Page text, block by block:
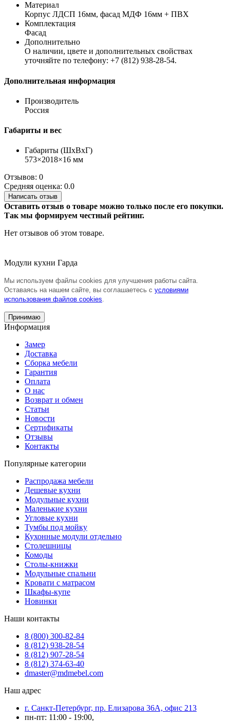
Материал
Корпус ЛДСП 16мм, фасад МДФ 16мм + ПВХ
Комплектация
Фасад
Дополнительно
О наличии, цвете и дополнительных свойствах
уточняйте по телефону: +7 (812) 938-28-54.
Дополнительная информация
Производитель
Россия
Габариты и вес
Габариты (ШхВхГ)
573×2018×16 мм
Отзывов: 0
Средняя оценка: 0.0
Написать отзыв
Оставить отзыв о товаре можно только после его покупки.
Так мы формируем честный рейтинг.
Нет отзывов об этом товаре.
Модули кухни Гарда
Мы используем файлы cookies для улучшения работы сайта.
Оставаясь на нашем сайте, вы соглашаетесь с условиями
использования файлов cookies.
Принимаю
Информация
Замер
Доставка
Сборка мебели
Гарантия
Оплата
О нас
Возврат и обмен
Статьи
Новости
Сертификаты
Отзывы
Контакты
Популярные категории
Распродажа мебели
Дешевые кухни
Модульные кухни
Маленькие кухни
Угловые кухни
Тумбы под мойку
Кухонные модули отдельно
Столешницы
Комоды
Столы-книжки
Модульные спальни
Кровати с матрасом
Шкафы-купе
Новинки
Наши контакты
8 (800) 300-82-84
8 (812) 938-28-54
8 (812) 907-28-54
8 (812) 374-63-40
dmaster@mdmebel.com
Наш адрес
г. Санкт-Петербург, пр. Елизарова 36А, офис 213
пн-пт: 11:00 - 19:00,